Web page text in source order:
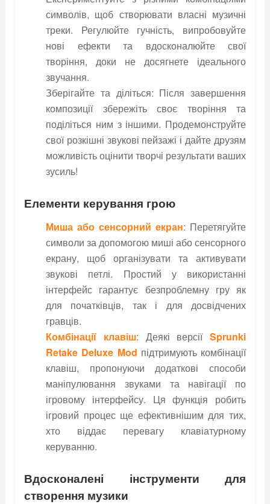
символів, щоб створювати власні музичні
треки. Регулюйте гучність, випробовуйте
нові ефекти та вдосконалюйте свої
творіння, доки не досягнете ідеального
звучання.
Зберігайте та діліться: Після завершення
композиції збережіть своє творіння та
поділіться ним з іншими. Продемонструйте
свої розкішні звукові пейзажі і дайте друзям
можливість оцінити творчі результати ваших
зусиль!
Елементи керування грою
Миша або сенсорний екран: Перетягуйте
символи за допомогою миші або сенсорного
екрану, щоб організувати та активувати
звукові петлі. Простий у використанні
інтерфейс гарантує безпроблемну гру як
для початківців, так і для досвідчених
гравців.
Комбінації клавіш: Деякі версії Sprunki
Retake Deluxe Mod підтримують комбінації
клавіш, пропонуючи додаткові способи
маніпулювання звуками та навігації по
ігровому інтерфейсу. Ця функція робить
ігровий процес ще ефективнішим для тих,
хто віддає перевагу клавіатурному
керуванню.
Вдосконалені інструменти для
створення музики